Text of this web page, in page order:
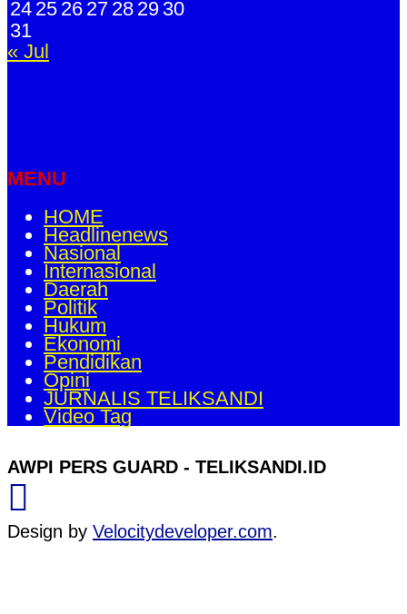
24 25 26 27 28 29 30
31
« Jul
MENU
HOME
Headlinenews
Nasional
Internasional
Daerah
Politik
Hukum
Ekonomi
Pendidikan
Opini
JURNALIS TELIKSANDI
Video Tag
AWPI PERS GUARD - TELIKSANDI.ID
Design by Velocitydeveloper.com.